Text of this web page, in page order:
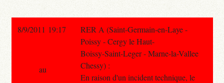
8/9/2011 19:17
RER A (Saint-Germain-en-Laye -
Poissy - Cergy le Haut-
Boissy-Saint-Leger - Marne-la-Vallee
Chessy) :
En raison d'un incident technique, le
au